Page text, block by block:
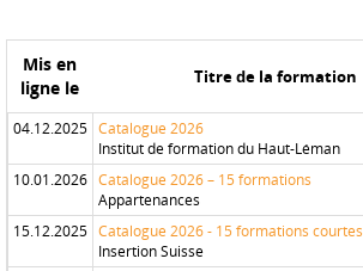
Mis en
ligne le
Titre de la formation
04.12.2025 Catalogue 2026
Institut de formation du Haut-Léman
10.01.2026 Catalogue 2026 – 15 formations
Appartenances
15.12.2025 Catalogue 2026 - 15 formations courtes
Insertion Suisse